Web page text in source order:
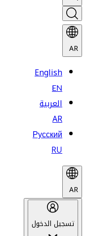
AR
English
EN
العربية
AR
Русский
RU
AR
تسجيل الدخول